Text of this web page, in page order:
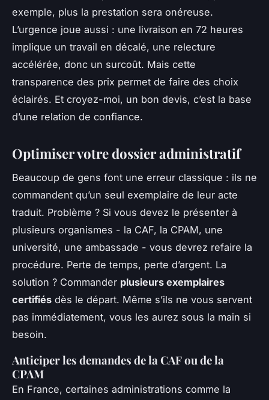
exemple, plus la prestation sera onéreuse.
L’urgence joue aussi : une livraison en 72 heures
implique un travail en décalé, une relecture
accélérée, donc un surcoût. Mais cette
transparence des prix permet de faire des choix
éclairés. Et croyez-moi, un bon devis, c’est la base
d’une relation de confiance.
Optimiser votre dossier administratif
Beaucoup de gens font une erreur classique : ils ne
commandent qu’un seul exemplaire de leur acte
traduit. Problème ? Si vous devez le présenter à
plusieurs organismes - la CAF, la CPAM, une
université, une ambassade - vous devrez refaire la
procédure. Perte de temps, perte d’argent. La
solution ? Commander plusieurs exemplaires
certifiés dès le départ. Même s’ils ne vous servent
pas immédiatement, vous les aurez sous la main si
besoin.
Anticiper les demandes de la CAF ou de la
CPAM
En France, certaines administrations comme la